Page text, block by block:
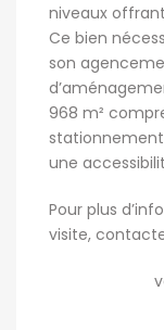
niveaux
Ce bien
son
968 m²
une
Pour plus
visite,